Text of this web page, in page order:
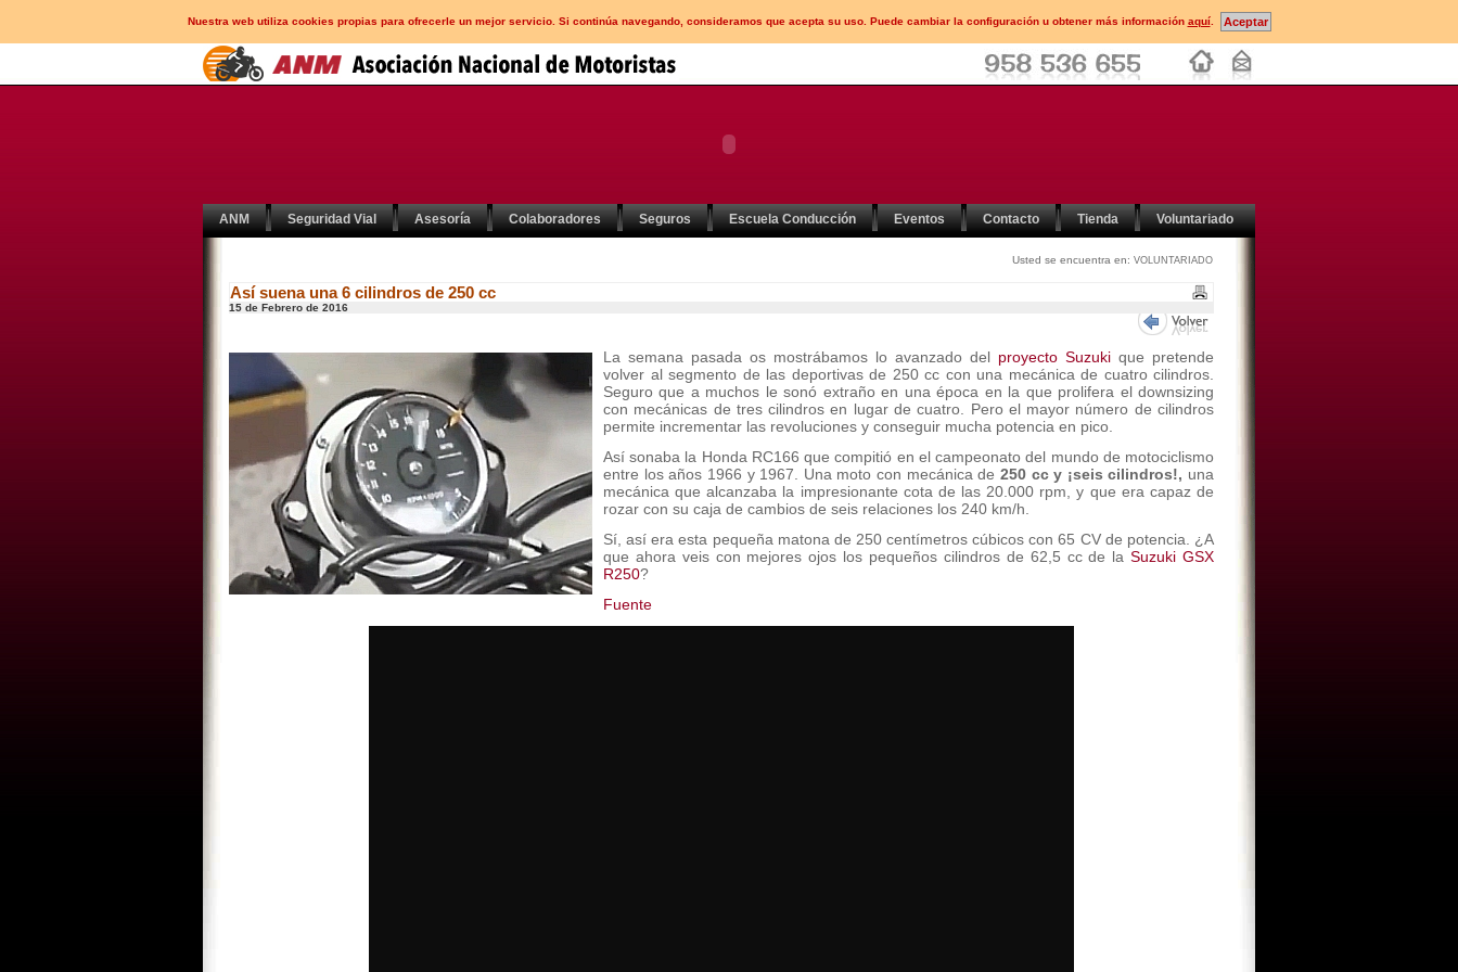
Nuestra web utiliza cookies propias para ofrecerle un mejor servicio. Si continúa navegando, consideramos que acepta su uso. Puede cambiar la configuración u obtener más información aquí.
ANM Seguridad Vial Asesoría Colaboradores Seguros Escuela Conducción Eventos Contacto Tienda Voluntariado
Usted se encuentra en: VOLUNTARIADO
Así suena una 6 cilindros de 250 cc
15 de Febrero de 2016
La semana pasada os mostrábamos lo avanzado del proyecto Suzuki que pretende
volver al segmento de las deportivas de 250 cc con una mecánica de cuatro cilindros.
Seguro que a muchos le sonó extraño en una época en la que prolifera el downsizing
con mecánicas de tres cilindros en lugar de cuatro. Pero el mayor número de cilindros
permite incrementar las revoluciones y conseguir mucha potencia en pico.
Así sonaba la Honda RC166 que compitió en el campeonato del mundo de motociclismo
entre los años 1966 y 1967. Una moto con mecánica de 250 cc y ¡seis cilindros!, una
mecánica que alcanzaba la impresionante cota de las 20.000 rpm, y que era capaz de
rozar con su caja de cambios de seis relaciones los 240 km/h.
Sí, así era esta pequeña matona de 250 centímetros cúbicos con 65 CV de potencia. ¿A
que ahora veis con mejores ojos los pequeños cilindros de 62,5 cc de laSuzuki GSX
R250?
Fuente